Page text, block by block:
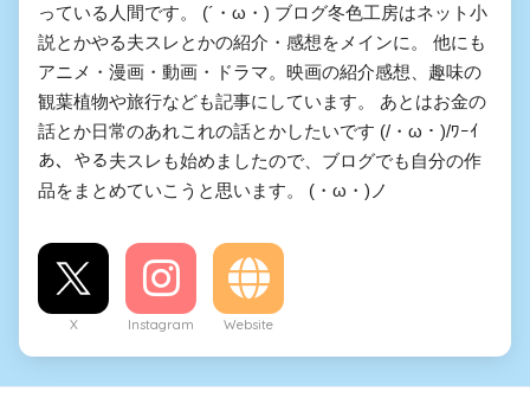
っている人間です。 (´・ω・) ブログ冬色工房はネット小
説とかやる夫スレとかの紹介・感想をメインに。 他にも
アニメ・漫画・動画・ドラマ。映画の紹介感想、趣味の
観葉植物や旅行なども記事にしています。 あとはお金の
話とか日常のあれこれの話とかしたいです (/・ω・)/ﾜｰｲ
あ、やる夫スレも始めましたので、ブログでも自分の作
品をまとめていこうと思います。 (・ω・)ノ
X Instagram Website